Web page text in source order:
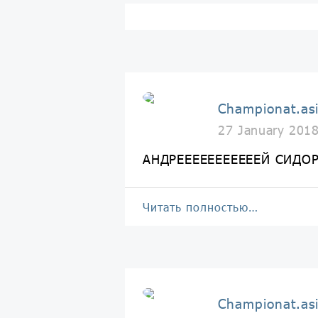
27 January
АНДРЕЕЕЕЕЕЕЕЕЕЕЙ
Читать полностью…